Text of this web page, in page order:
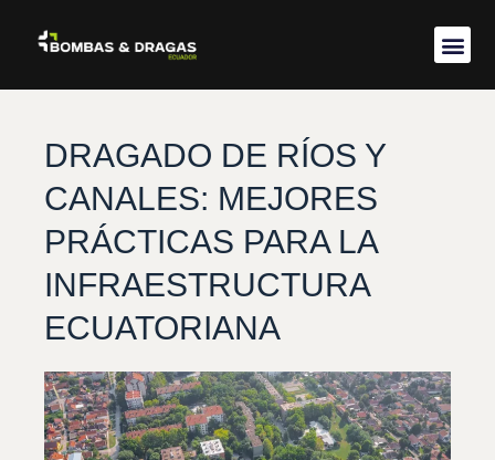
DRAGADO DE RÍOS Y
CANALES: MEJORES
PRÁCTICAS PARA LA
INFRAESTRUCTURA
ECUATORIANA